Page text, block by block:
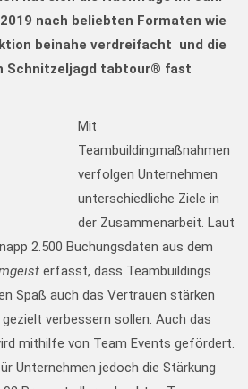
nach beliebten Formaten wie
beinahe verdreifacht und die
Schnitzeljagd tabtour® fast
Mit
Teambuildingmaßnahmen
verfolgen Unternehmen
unterschiedliche Ziele in
der Zusammenarbeit. Laut
2.500 Buchungsdaten aus dem
erfasst, dass Teambuildings
Spaß auch das Vertrauen stärken
verbessern sollen. Auch das
mithilfe von Team Events gefördert.
Unternehmen jedoch die Stärkung